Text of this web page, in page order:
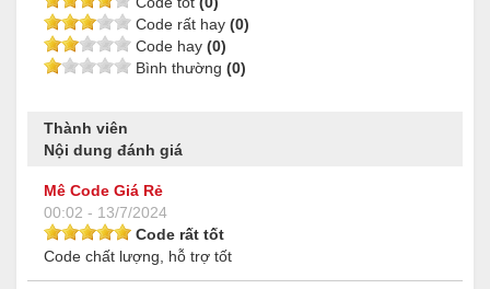
Code rất hay (0)
Code hay (0)
Bình thường (0)
Thành viên
Nội dung đánh giá
Mê Code Giá Rẻ
00:02 - 13/7/2024
Code rất tốt
Code chất lượng, hỗ trợ tốt